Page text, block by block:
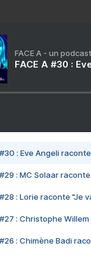
FACE A - un
FACE A #30 :
#30 : Eve Angeli
#29 : MC Solaar
#28 : Lorie raconte "Je
#27 : Christophe
#26 : Chimène Badi